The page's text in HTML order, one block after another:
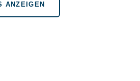
ANZEIGEN